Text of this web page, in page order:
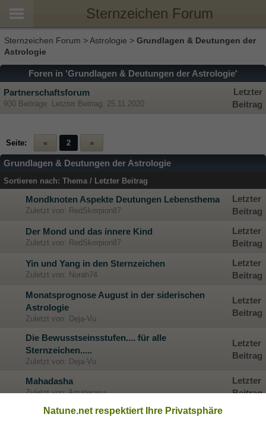
Sternzeichen Forum
Sternzeichen Forum >Astrologie > Grundlagen & Deutungen der
Astrologie
Foren in 'Grundlagen & Deutungen der Astrologie'
Partnerschaftsforum
930 Beiträge. Letzter Beitrag: 25.11.2020
Letzter
Beitrag
Seite: « 2 »
Grundlagen & Deutungen der Astrologie
Sortieren nach: Thema / Letzter Beitrag
Mondknoten Aspekte Deutungen Lebensthema
Zuletzt von: RedSkorpion87
Letzter
Beitrag
Der Mond und das innere Kind
Zuletzt von: RedSkorpion87
Letzter
Beitrag
Yin und Yang in den Sternzeichen
Zuletzt von: Norah74
Letzter
Beitrag
Monatsprognose August in der siderischen
Astrologie
Zuletzt von: Deja-Vu
Letzter
Beitrag
Die Bewusstseinsstufen.... für alle
Sternzeichen.....
Zuletzt von: Deja-Vu
Letzter
Beitrag
Mahadasha
Zuletzt von: Amaterasu
Letzter
Beitrag
MerkurNatune.net respektiert Ihre Privatsphäre